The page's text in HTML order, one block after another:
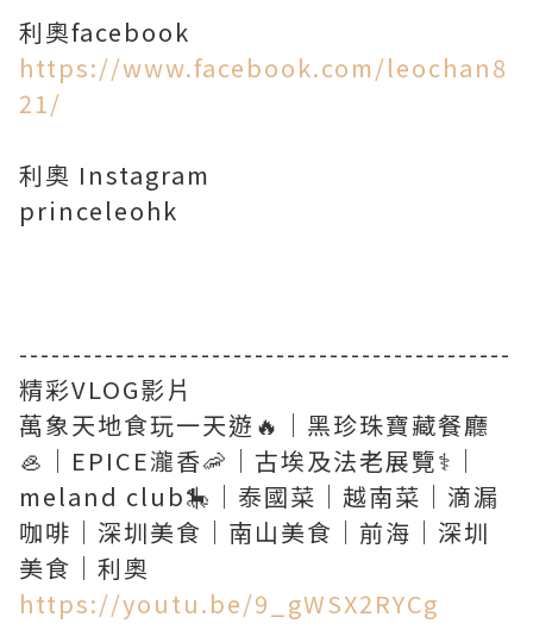
https://www.facebook.com/leochan8
21/
利奧 Instagram
princeleohk
----------------------------------------------
精彩VLOG影片
萬象天地食玩一天遊🔥｜黑珍珠寶藏餐廳
🦪｜EPICE瀧香🦐｜古埃及法老展覽⚕️｜
meland club🎠｜泰國菜｜越南菜｜滴漏
咖啡｜深圳美食｜南山美食｜前海｜深圳
https://youtu.be/9_gWSX2RYCg